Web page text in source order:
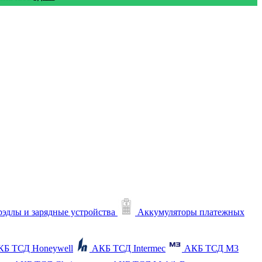
и зарядные устройства
Аккумуляторы платежных
ТСД Honeywell АКБ ТСД Intermec
АКБ ТСД M3